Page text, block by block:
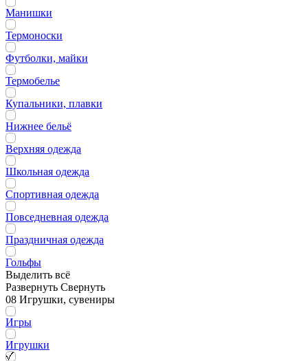
Манишки
Термоноски
Футболки, майки
Термобелье
Купальники, плавки
Нижнее бельё
Верхняя одежда
Школьная одежда
Спортивная одежда
Повседневная одежда
Праздничная одежда
Гольфы
Выделить всё
Развернуть Свернуть
08 Игрушки, сувениры
Игры
Игрушки